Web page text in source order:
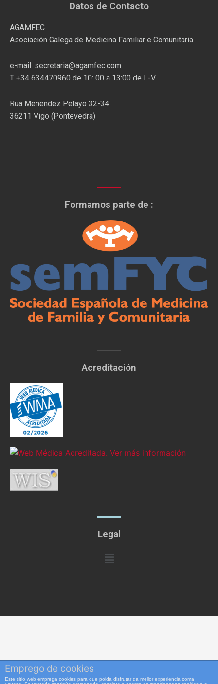
Datos de Contacto
AGAMFEC
Asociación Galega de Medicina Familiar e Comunitaria
e-mail: secretaria@agamfec.com
T +34 634470960 de 10: 00 a 13:00 de L-V
Rúa Menéndez Pelayo 32-34
36211 Vigo (Pontevedra)
Formamos parte de :
Acreditación
Legal
Menú
Emprego de cookies
Este sitio web emprega cookies para que poida disfrutar da mellor experiencia coma